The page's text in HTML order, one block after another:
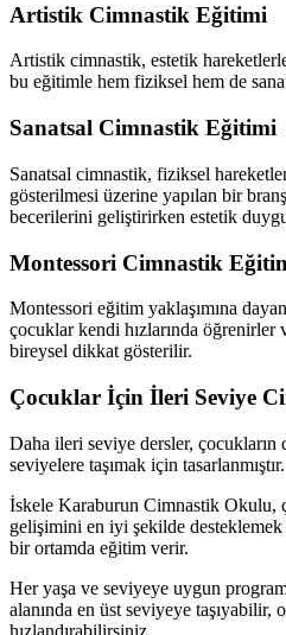
Artistik Cimnastik Eğitimi
Artistik cimnastik, estetik
bu eğitimle hem fiziksel hem de
Sanatsal Cimnastik Eğitimi
Sanatsal cimnastik, fiziksel
gösterilmesi üzerine yapılan bir
becerilerini geliştirirken estetik
Montessori Cimnastik
Montessori eğitim yaklaşımına
çocuklar kendi hızlarında
bireysel dikkat gösterilir.
Çocuklar İçin İleri Seviye
Daha ileri seviye dersler,
seviyelere taşımak için tasarlanmıştır.
İskele Karaburun Cimnastik Okulu,
gelişimini en iyi şekilde
bir ortamda eğitim verir.
Her yaşa ve seviyeye uygun
alanında en üst seviyeye
hızlandırabilirsiniz.